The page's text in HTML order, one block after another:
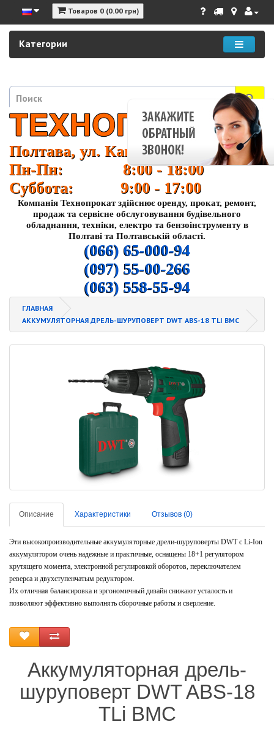
Товаров 0 (0.00 грн)
Категории
Полтава, ул. Кагамлыка 37
Пн-Пн: 8:00 - 18:00
Суббота: 9:00 - 17:00
Компанія Технопрокат здійснює оренду, прокат, ремонт,
продаж та сервісне обслуговування будівельного
обладнання, техніки, електро та бензоінструменту в
Полтаві та Полтавській області.
(066) 65-000-94
(097) 55-00-266
(063) 558-55-94
ГЛАВНАЯ
АККУМУЛЯТОРНАЯ ДРЕЛЬ-ШУРУПОВЕРТ DWT ABS-18 TLI BMC
Описание Характеристики Отзывов (0)
Эти высокопроизводительные аккумуляторные дрели-шуруповерты DWT с Li-Ion
аккумулятором очень надежные и практичные, оснащены 18+1 регулятором
крутящего момента, электронной регулировкой оборотов, переключателем
реверса и двухступенчатым редуктором.
Их отличная балансировка и эргономичный дизайн снижают усталость и
позволяют эффективно выполнять сборочные работы и сверление.
Аккумуляторная дрель-
шуруповерт DWT ABS-18
TLi BMC